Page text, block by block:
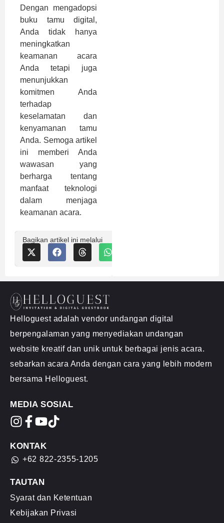
Dengan mengadopsi
buku tamu digital,
Anda tidak hanya
meningkatkan
keamanan acara
Anda tetapi juga
menunjukkan
komitmen Anda
terhadap
keselamatan dan
kenyamanan tamu
Anda. Semoga artikel
ini memberi Anda
wawasan yang
berharga tentang
manfaat teknologi
dalam menjaga
keamanan acara.
Bagikan artikel ini melalui
Helloguest adalah vendor undangan digital
berpengalaman yang menyediakan undangan
website kreatif dan unik untuk berbagai jenis acara.
sebarkan acara Anda dengan cara yang lebih modern
bersama Helloguest.
MEDIA SOSIAL
KONTAK
+62 822-2355-1205
TAUTAN
Syarat dan Ketentuan
Kebijakan Privasi